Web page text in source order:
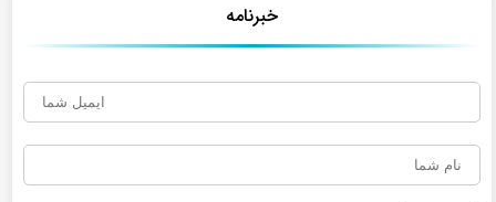
خبرنامه